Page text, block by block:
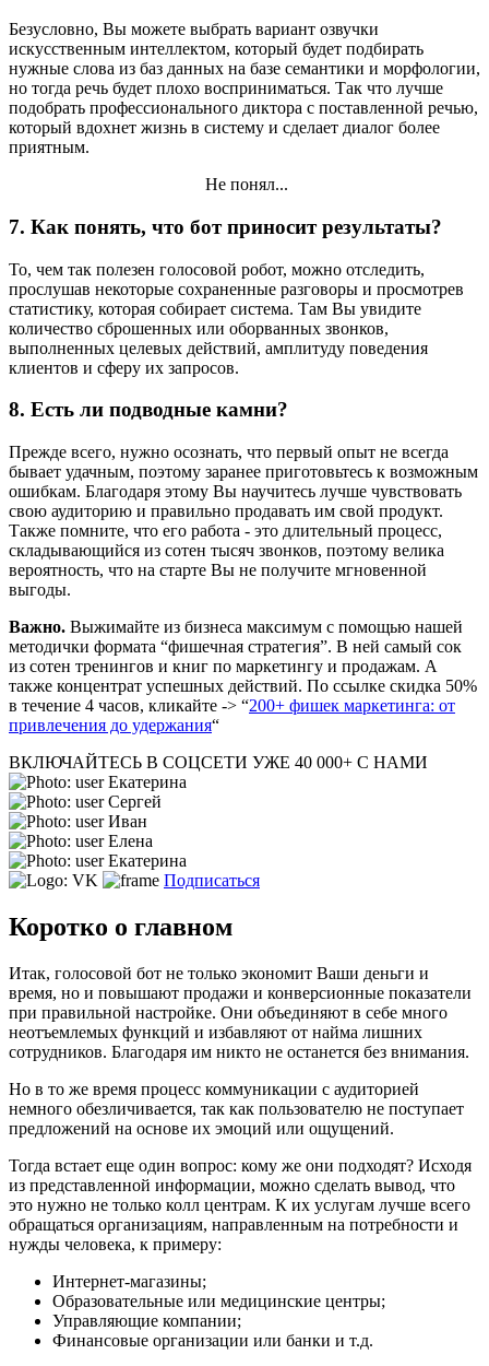
Безусловно, Вы можете выбрать вариант озвучки
искусственным интеллектом, который будет подбирать
нужные слова из баз данных на базе семантики и морфологии,
но тогда речь будет плохо восприниматься. Так что лучше
подобрать профессионального диктора с поставленной речью,
который вдохнет жизнь в систему и сделает диалог более
приятным.
Не понял...
7. Как понять, что бот приносит результаты?
То, чем так полезен голосовой робот, можно отследить,
прослушав некоторые сохраненные разговоры и просмотрев
статистику, которая собирает система. Там Вы увидите
количество сброшенных или оборванных звонков,
выполненных целевых действий, амплитуду поведения
клиентов и сферу их запросов.
8. Есть ли подводные камни?
Прежде всего, нужно осознать, что первый опыт не всегда
бывает удачным, поэтому заранее приготовьтесь к возможным
ошибкам. Благодаря этому Вы научитесь лучше чувствовать
свою аудиторию и правильно продавать им свой продукт.
Также помните, что его работа - это длительный процесс,
складывающийся из сотен тысяч звонков, поэтому велика
вероятность, что на старте Вы не получите мгновенной
выгоды.
Важно. Выжимайте из бизнеса максимум с помощью нашей
методички формата “фишечная стратегия”. В ней самый сок
из сотен тренингов и книг по маркетингу и продажам. А
также концентрат успешных действий. По ссылке скидка 50%
в течение 4 часов, кликайте -> “200+ фишек маркетинга: от
привлечения до удержания“
ВКЛЮЧАЙТЕСЬ В СОЦСЕТИ УЖЕ 40 000+ С НАМИ
Екатерина
Сергей
Иван
Елена
Екатерина
Подписаться
Коротко о главном
Итак, голосовой бот не только экономит Ваши деньги и
время, но и повышают продажи и конверсионные показатели
при правильной настройке. Они объединяют в себе много
неотъемлемых функций и избавляют от найма лишних
сотрудников. Благодаря им никто не останется без внимания.
Но в то же время процесс коммуникации с аудиторией
немного обезличивается, так как пользователю не поступает
предложений на основе их эмоций или ощущений.
Тогда встает еще один вопрос: кому же они подходят? Исходя
из представленной информации, можно сделать вывод, что
это нужно не только колл центрам. К их услугам лучше всего
обращаться организациям, направленным на потребности и
нужды человека, к примеру:
Интернет-магазины;
Образовательные или медицинские центры;
Управляющие компании;
Финансовые организации или банки и т.д.